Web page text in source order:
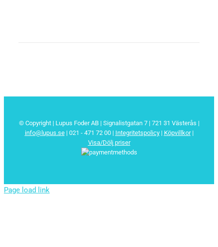
© Copyright | Lupus Foder AB | Signalistgatan 7 | 721 31 Västerås |
info@lupus.se| 021 - 471 72 00 | Integritetspolicy| Köpvillkor|
Visa/Dölj priser
Page load link